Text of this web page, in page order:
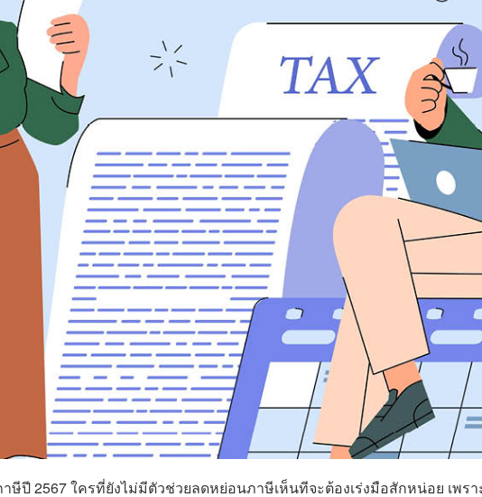
ษีปี 2567 ใครที่ยังไม่มีตัวช่วยลดหย่อนภาษีเห็นทีจะต้องเร่งมือสักหน่อย เพรา